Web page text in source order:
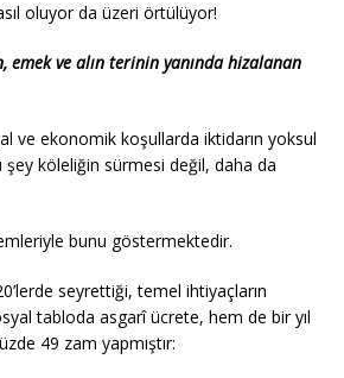
oluyor da üzeri örtülüyor!
emek ve alın terinin yanında hizalanan
ve ekonomik koşullarda iktidarın yoksul
köleliğin sürmesi değil, daha da
bunu göstermektedir.
seyrettiği, temel ihtiyaçların
tabloda asgarî ücrete, hem de bir yıl
49 zam yapmıştır: